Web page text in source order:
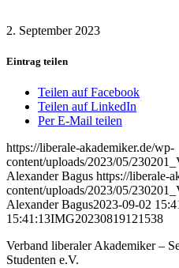
2. September 2023
Eintrag teilen
Teilen auf Facebook
Teilen auf LinkedIn
Per E-Mail teilen
https://liberale-akademiker.de/wp-
content/uploads/2023/05/
Alexander Bagus https://liberale-
content/uploads/2023/05/
Alexander Bagus2023-09-02
15:41:13IMG20230819121538
Verband liberaler Akademiker –
Studenten e.V.